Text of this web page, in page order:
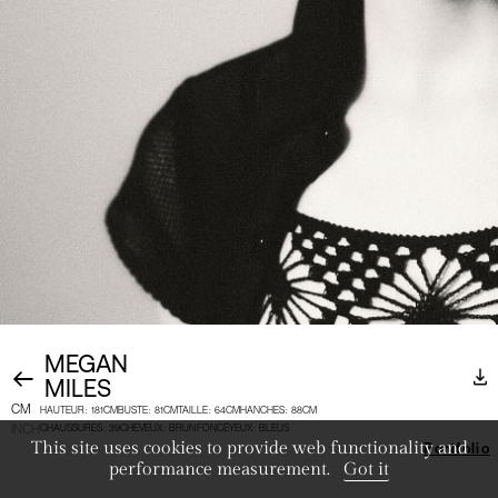
This site uses cookies to provide web functionality and
performance measurement. Got it
MEGAN
MILES
CM
HAUTEUR: 181CM BUSTE: 81CMTAILLE: 64CM HANCHES: 88CM
CHAUSSURES: 39CHEVEUX: BRUN FONCÉYEUX: BLEUS
Portfolio